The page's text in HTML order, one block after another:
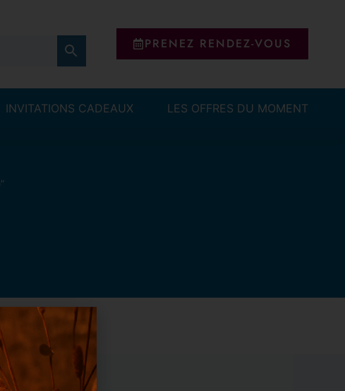
PRENEZ RENDEZ-VOUS
INVITATIONS CADEAUX LES OFFRES DU MOMENT